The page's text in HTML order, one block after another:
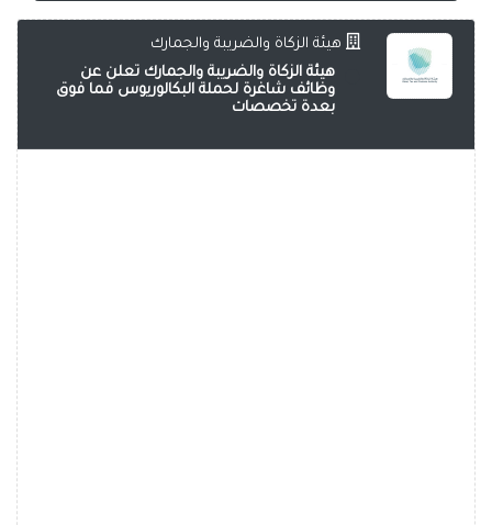
هيئة الزكاة والضريبة والجمارك
هيئة الزكاة والضريبة والجمارك تعلن عن
وظائف شاغرة لحملة البكالوريوس فما فوق
بعدة تخصصات